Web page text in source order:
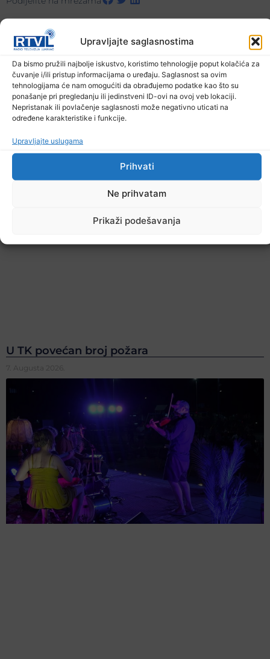
Upravljajte saglasnostima
Da bismo pružili najbolje iskustvo, koristimo tehnologije poput kolačića za
čuvanje i/ili pristup informacijama o uređaju. Saglasnost sa ovim
tehnologijama će nam omogućiti da obrađujemo podatke kao što su
ponašanje pri pregledanju ili jedinstveni ID-ovi na ovoj veb lokaciji.
Nepristanak ili povlačenje saglasnosti može negativno uticati na
određene karakteristike i funkcije.
Upravljajte uslugama
Prihvati
Ne prihvatam
Prikaži podešavanja
Ostale novosti
U TK povećan broj požara
7. Augusta 2026.